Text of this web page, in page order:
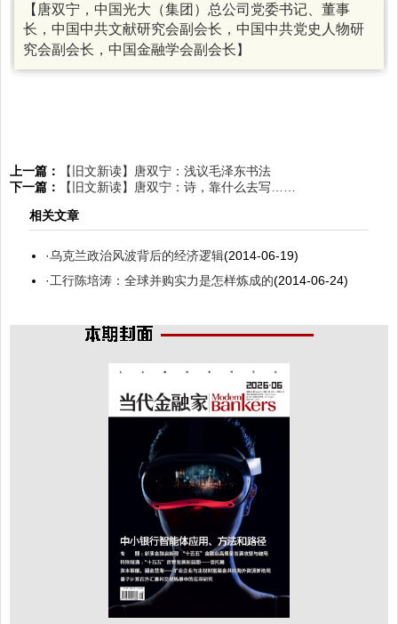
【 唐双宁，中国光大（集团）总公司党委书记、董事
长，中国中共文献研究会副会长，中国中共党史人物研
究会副会长，中国金融学会副会长】
上一篇：
【旧文新读】唐双宁：浅议毛泽东书法
下一篇：
【旧文新读】唐双宁：诗，靠什么去写……
相关文章
·乌克兰政治风波背后的经济逻辑(2014-06-19)
·工行陈培涛：全球并购实力是怎样炼成的(2014-06-24)